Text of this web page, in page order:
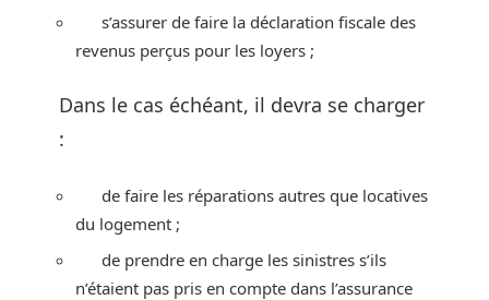
s’assurer de faire la déclaration fiscale des
revenus perçus pour les loyers ;
Dans le cas échéant, il devra se charger
:
de faire les réparations autres que locatives
du logement ;
de prendre en charge les sinistres s’ils
n’étaient pas pris en compte dans l’assurance